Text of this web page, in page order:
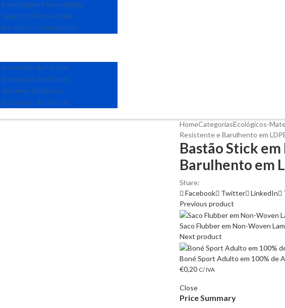
Estampagem Personalizada
Serigrafia Personalizada
Bordados Personalizados
Decoração de Paredes
Decoração de Viaturas
Reclamos Luminosos
Decoração de Montras
HomeCategoriasEcológicos-
Resistente e Barulhento em
Bastão Stick
Barulhento em
Share:
Facebook
Twitter LinkedIn
Previous product
Saco Flubber em Non-Woven
Next product
Boné Sport Adulto em 100% de
€0,20 C/ IVA
Close
Price Summary